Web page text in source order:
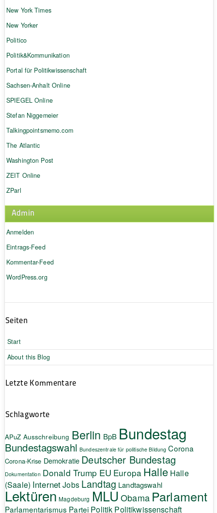
New York Times
New Yorker
Politico
Politik&Kommunikation
Portal für Politikwissenschaft
Sachsen-Anhalt Online
SPIEGEL Online
Stefan Niggemeier
Talkingpointsmemo.com
The Atlantic
Washington Post
ZEIT Online
ZParl
Admin
Anmelden
Eintrags-Feed
Kommentar-Feed
WordPress.org
Seiten
Start
About this Blog
Letzte Kommentare
Schlagworte
APuZ Ausschreibung Berlin BpB Bundestag
Bundestagswahl Bundeszentrale für politische Bildung Corona
Corona-Krise Demokratie Deutscher Bundestag
Dokumentation Donald Trump EU Europa Halle Halle
(Saale) InternetJobs Landtag Landtagswahl
Lektüren Magdeburg MLU Obama Parlament
Parlamentarismus Partei Politik Politikwissenschaft